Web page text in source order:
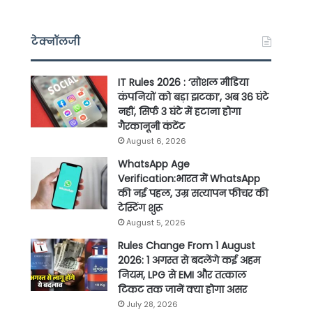
टेक्नॉलजी
IT Rules 2026 : ‘सोशल मीडिया
कंपनियों को बड़ा झटका’, अब 36 घंटे
नहीं, सिर्फ 3 घंटे में हटाना होगा
गैरकानूनी कंटेंट
August 6, 2026
WhatsApp Age
Verification:भारत में WhatsApp
की नई पहल, उम्र सत्यापन फीचर की
टेस्टिंग शुरू
August 5, 2026
Rules Change From 1 August
2026: 1 अगस्त से बदलेंगे कई अहम
नियम, LPG से EMI और तत्काल
टिकट तक जानें क्या होगा असर
July 28, 2026